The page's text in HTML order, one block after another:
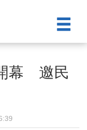
幕 邀民